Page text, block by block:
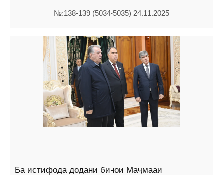
№:138-139 (5034-5035) 24.11.2025
Ба истифода додани бинои Маҷмааи